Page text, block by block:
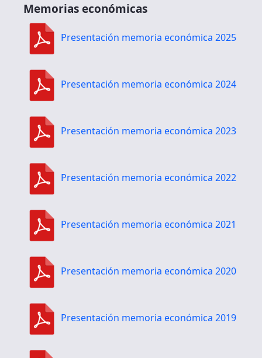
Memorias económicas
Presentación memoria económica 2025
Presentación memoria económica 2024
Presentación memoria económica 2023
Presentación memoria económica 2022
Presentación memoria económica 2021
Presentación memoria económica 2020
Presentación memoria económica 2019